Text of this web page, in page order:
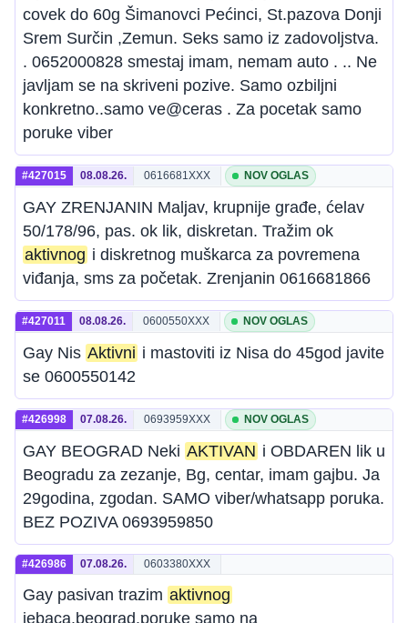
covek do 60g Šimanovci Pećinci, St.pazova Donji
Srem Surčin ,Zemun. Seks samo iz zadovoljstva.
. 0652000828 smestaj imam, nemam auto . .. Ne
javljam se na skriveni pozive. Samo ozbiljni
konkretno..samo ve@ceras . Za pocetak samo
poruke viber
#427015 08.08.26. 0616681XXX NOV OGLAS
GAY ZRENJANIN Maljav, krupnije građe, ćelav
50/178/96, pas. ok lik, diskretan. Tražim ok
aktivnog i diskretnog muškarca za povremena
viđanja, sms za početak. Zrenjanin 0616681866
#427011 08.08.26. 0600550XXX NOV OGLAS
Gay Nis Aktivni i mastoviti iz Nisa do 45god javite
se 0600550142
#426998 07.08.26. 0693959XXX NOV OGLAS
GAY BEOGRAD Neki AKTIVAN i OBDAREN lik u
Beogradu za zezanje, Bg, centar, imam gajbu. Ja
29godina, zgodan. SAMO viber/whatsapp poruka.
BEZ POZIVA 0693959850
#426986 07.08.26. 0603380XXX
Gay pasivan trazim aktivnog
jebaca.beograd.poruke samo na